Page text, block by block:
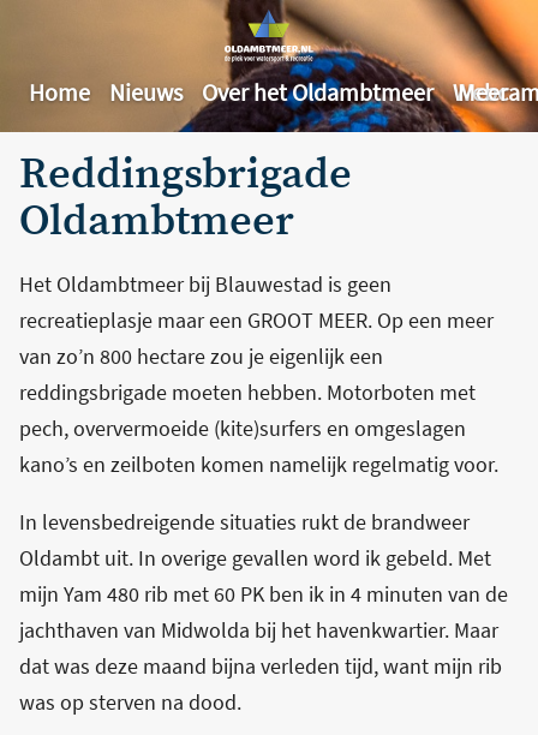
Home Nieuws Over het Oldambtmeer Meer
Reddingsbrigade
Oldambtmeer
Het Oldambtmeer bij Blauwestad is geen
recreatieplasje maar een GROOT MEER. Op een meer
van zo’n 800 hectare zou je eigenlijk een
reddingsbrigade moeten hebben. Motorboten met
pech, oververmoeide (kite)surfers en omgeslagen
kano’s en zeilboten komen namelijk regelmatig voor.
In levensbedreigende situaties rukt de brandweer
Oldambt uit. In overige gevallen word ik gebeld. Met
mijn Yam 480 rib met 60 PK ben ik in 4 minuten van de
jachthaven van Midwolda bij het havenkwartier. Maar
dat was deze maand bijna verleden tijd, want mijn rib
was op sterven na dood.